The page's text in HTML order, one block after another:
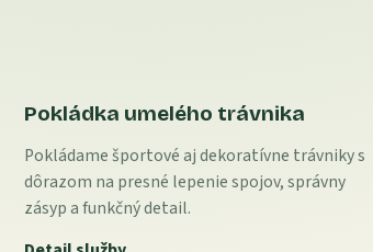
Pokládka umelého trávnika
Pokládame športové aj dekoratívne trávniky s
dôrazom na presné lepenie spojov, správny
zásyp a funkčný detail.